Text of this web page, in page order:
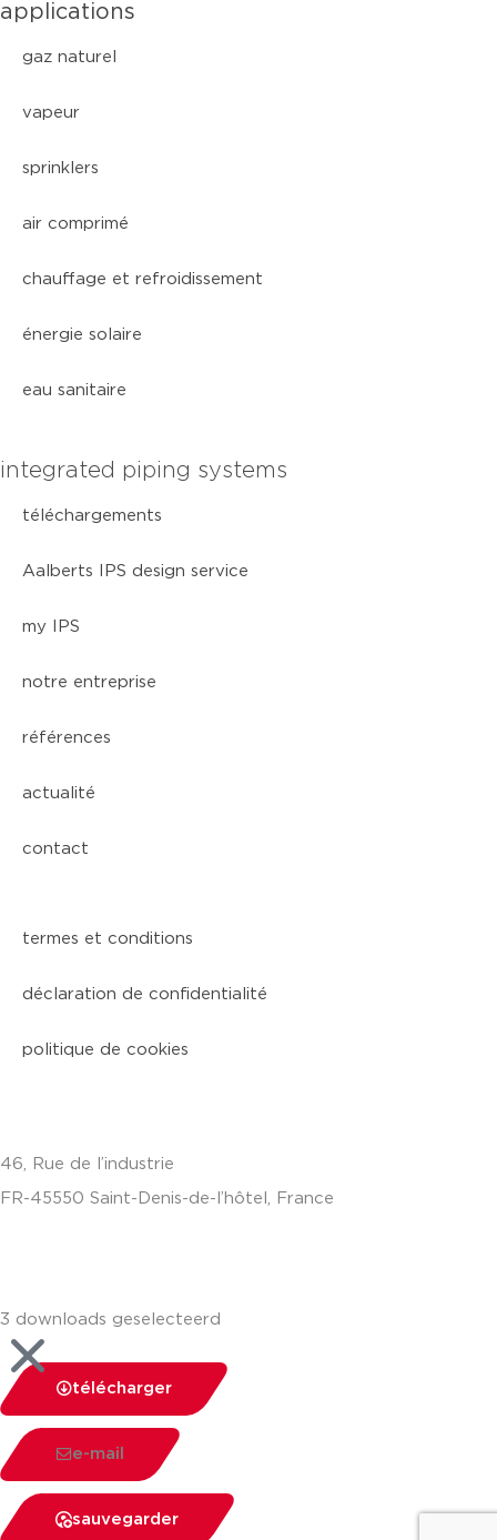
applications
gaz naturel
vapeur
sprinklers
air comprimé
chauffage et refroidissement
énergie solaire
eau sanitaire
integrated piping systems
téléchargements
Aalberts IPS design service
my IPS
notre entreprise
références
actualité
contact
termes et conditions
déclaration de confidentialité
politique de cookies
46, Rue de l’industrie
FR-45550 Saint-Denis-de-l’hôtel, France
3 downloads geselecteerd
télécharger
e-mail
sauvegarder